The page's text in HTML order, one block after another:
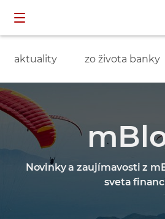
aktuality zo života banky
Novinky a zaujímavosti z
sveta